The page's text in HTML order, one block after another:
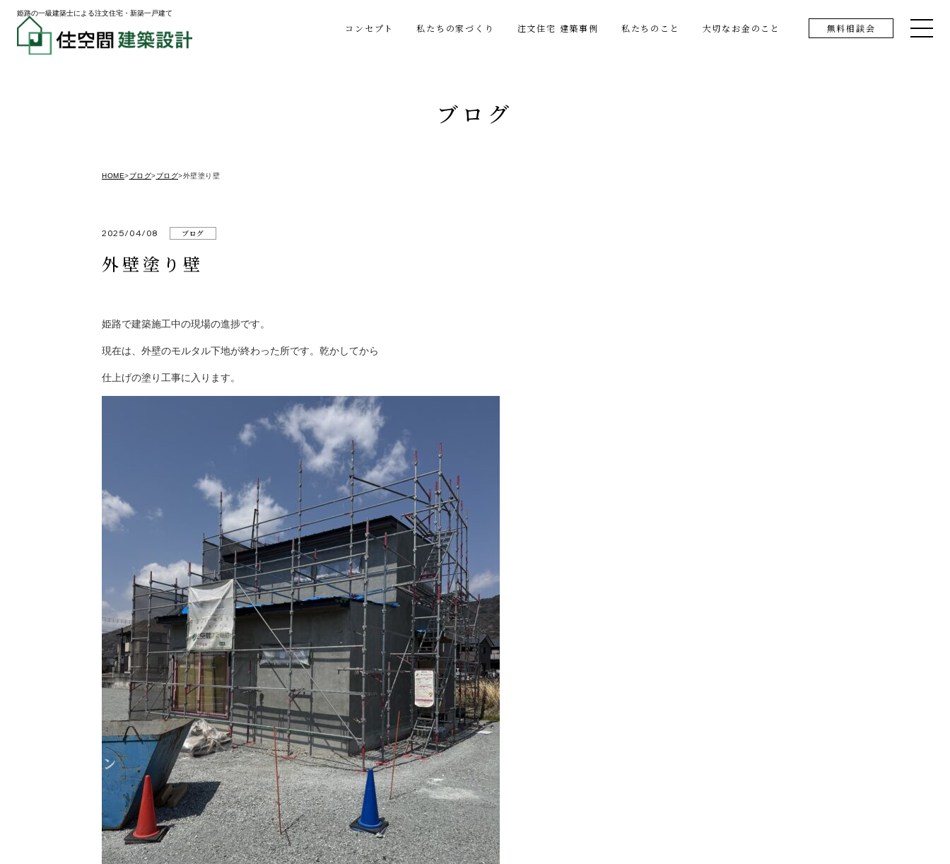
姫路の一級建築士による注文住宅・新築一戸建て
コンセプト 私たちの家づくり 注文住宅 建築事例 私たちのこと 大切なお金のこと 無料相談会
ブログ
HOME>ブログ>ブログ>外壁塗り壁
2025/04/08 ブログ
外壁塗り壁
姫路で建築施工中の現場の進捗です。
現在は、外壁のモルタル下地が終わった所です。乾かしてから
仕上げの塗り工事に入ります。